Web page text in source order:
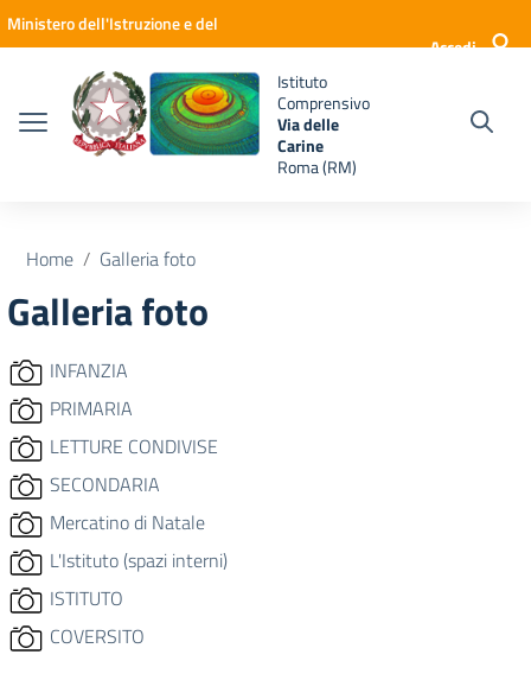
Vai ai contenuti
Vai al menu di navigazione
Vai al footer
Ministero dell'Istruzione e del
Accedi
Istituto
Comprensivo
Via delle
Carine
Roma (RM)
Home Galleria foto
Galleria foto
INFANZIA
PRIMARIA
LETTURE CONDIVISE
SECONDARIA
Mercatino di Natale
L'Istituto (spazi interni)
ISTITUTO
COVERSITO